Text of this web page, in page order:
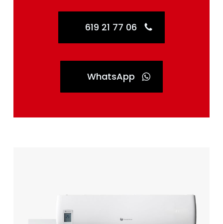
619 21 77 06
WhatsApp